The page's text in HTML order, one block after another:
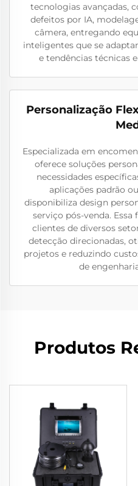
tecnologias avançadas,
defeitos por IA,
câmera, entregando
inteligentes que se
e tendências técnicas
Personalização
Especializada em
oferece soluções
necessidades
aplicações padrão
disponibiliza design
serviço pós-venda.
clientes de diversos
detecção direcionadas,
projetos e reduzindo
de
Produtos